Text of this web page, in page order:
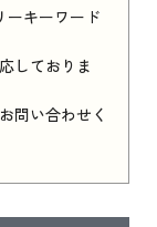
ーキーワード
しておりま
問い合わせく
価格はこち